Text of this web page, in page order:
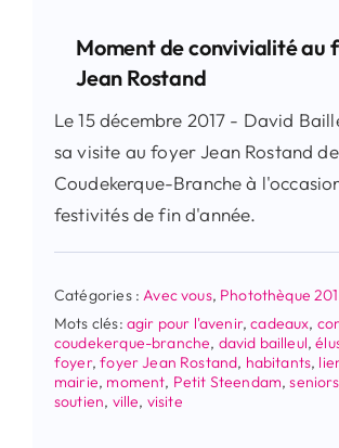
Moment de convivialité au
Jean Rostand
Le 15 décembre 2017 - David
sa visite au foyer Jean Rostand de
Coudekerque-Branche à
festivités de fin d'année.
Catégories :Avec vous, Photothèque
Mots clés: agir pour l'avenir,cadeaux,
coudekerque-branche, david bailleul,
foyer,foyer Jean Rostand, habitants,
mairie, moment, Petit Steendam,seniors
soutien, ville, visite